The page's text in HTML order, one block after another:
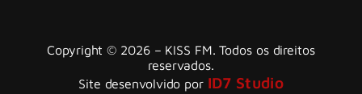
Copyright © 2026 – KISS FM. Todos os direitos
reservados.
Site desenvolvido por ID7 Studio